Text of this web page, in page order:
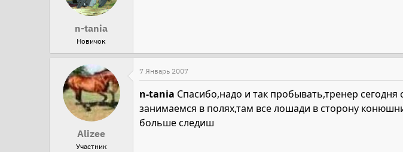
n-tania
Новичок
Alizee
Участник
7 Январь 2007
n-tania Спасибо,надо и так пробывать,тренер
занимаемся в полях,там все лошади в сторону
больше следиш